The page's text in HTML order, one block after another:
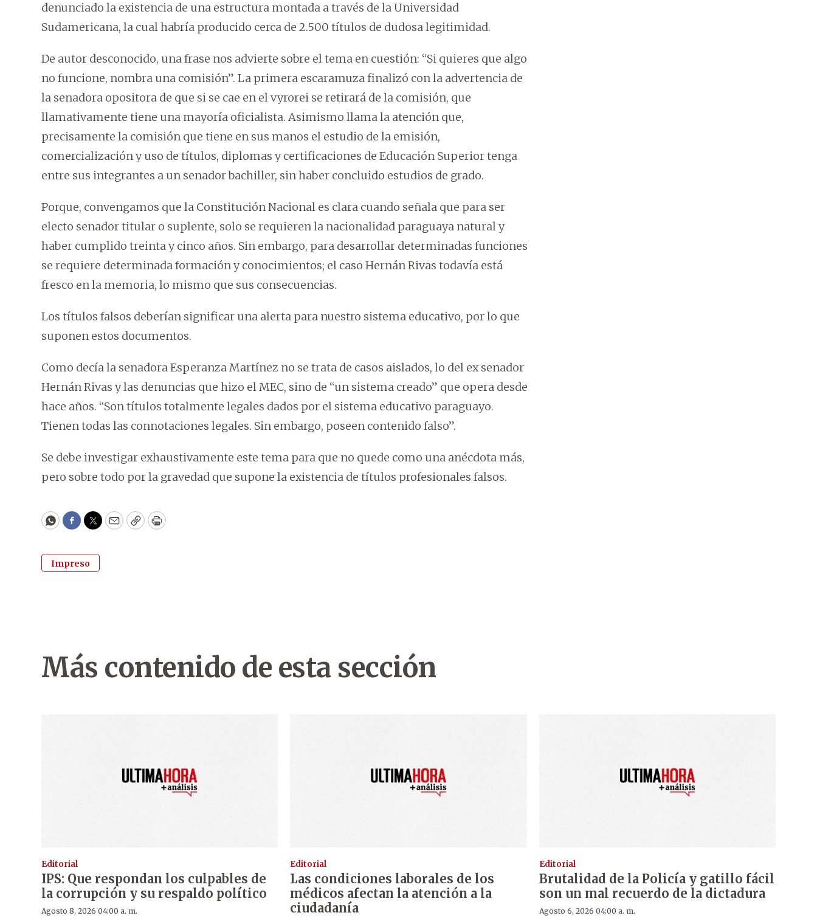
denunciado la existencia de una estructura montada a través de la Universidad
Sudamericana, la cual habría producido cerca de 2.500 títulos de dudosa legitimidad.
De autor desconocido, una frase nos advierte sobre el tema en cuestión: “Si quieres que algo
no funcione, nombra una comisión”. La primera escaramuza finalizó con la advertencia de
la senadora opositora de que si se cae en el vyrorei se retirará de la comisión, que
llamativamente tiene una mayoría oficialista. Asimismo llama la atención que,
precisamente la comisión que tiene en sus manos el estudio de la emisión,
comercialización y uso de títulos, diplomas y certificaciones de Educación Superior tenga
entre sus integrantes a un senador bachiller, sin haber concluido estudios de grado.
Porque, convengamos que la Constitución Nacional es clara cuando señala que para ser
electo senador titular o suplente, solo se requieren la nacionalidad paraguaya natural y
haber cumplido treinta y cinco años. Sin embargo, para desarrollar determinadas funciones
se requiere determinada formación y conocimientos; el caso Hernán Rivas todavía está
fresco en la memoria, lo mismo que sus consecuencias.
Los títulos falsos deberían significar una alerta para nuestro sistema educativo, por lo que
suponen estos documentos.
Como decía la senadora Esperanza Martínez no se trata de casos aislados, lo del ex senador
Hernán Rivas y las denuncias que hizo el MEC, sino de “un sistema creado” que opera desde
hace años. “Son títulos totalmente legales dados por el sistema educativo paraguayo.
Tienen todas las connotaciones legales. Sin embargo, poseen contenido falso”.
Se debe investigar exhaustivamente este tema para que no quede como una anécdota más,
pero sobre todo por la gravedad que supone la existencia de títulos profesionales falsos.
WhatsApp
Facebook
Twitter
EmailCopyPrint
Impreso
Más contenido de esta sección
Editorial
IPS: Que respondan los culpables de
la corrupción y su respaldo político
Agosto 8, 2026 04:00 a. m.
Editorial
Las condiciones laborales de los
médicos afectan la atención a la
ciudadanía
Editorial
Brutalidad de la Policía y gatillo fácil
son un mal recuerdo de la dictadura
Agosto 6, 2026 04:00 a. m.